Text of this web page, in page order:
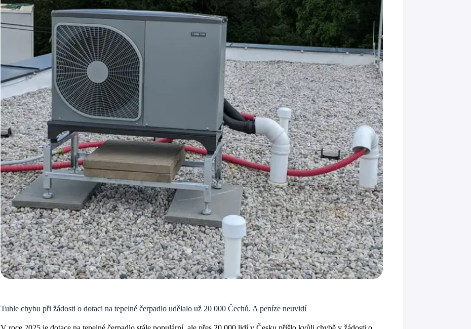
Tuhle chybu při žádosti o dotaci na tepelné čerpadlo udělalo už 20 000 Čechů. A peníze neuvidí